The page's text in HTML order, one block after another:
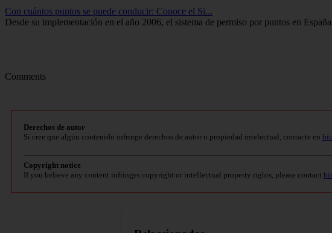
Con cuántos puntos se puede conducir: Conoce el Si...
Desde su implementación en el año 2006, el sistema de permiso por puntos en
Comments
Derechos de autor
Si cree que algún contenido infringe derechos de autor o propiedad intelectual, contacte en
Copyright notice
If you believe any content infringes copyright or intellectual property rights, please contact